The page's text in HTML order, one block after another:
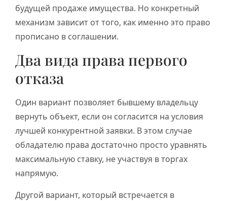
будущей продаже имущества. Но конкретный
механизм зависит от того, как именно это право
прописано в соглашении.
Два вида права первого
отказа
Один вариант позволяет бывшему владельцу
вернуть объект, если он согласится на условия
лучшей конкурентной заявки. В этом случае
обладателю права достаточно просто уравнять
максимальную ставку, не участвуя в торгах
напрямую.
Другой вариант, который встречается в